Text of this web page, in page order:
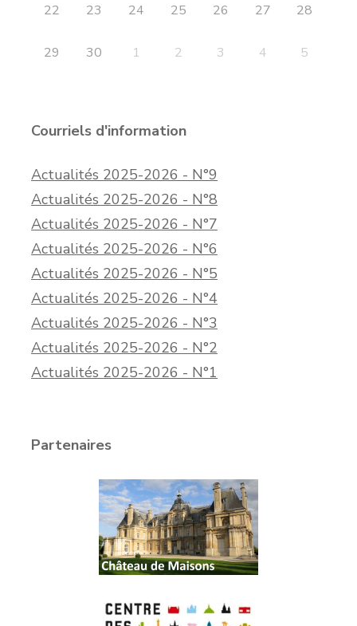
22 23 24 25 26 27 28
29 30 1 2 3 4 5
Courriels d'information
Actualités 2025-2026 - N°9
Actualités 2025-2026 - N°8
Actualités 2025-2026 - N°7
Actualités 2025-2026 - N°6
Actualités 2025-2026 - N°5
Actualités 2025-2026 - N°4
Actualités 2025-2026 - N°3
Actualités 2025-2026 - N°2
Actualités 2025-2026 - N°1
Partenaires